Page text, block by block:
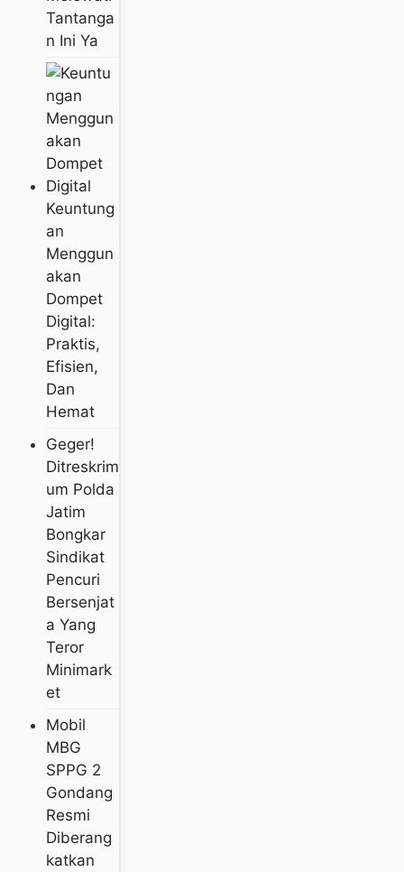
Tantanga
N Ini Ya
Keuntung
An
Menggun
Akan
Dompet
Digital:
Praktis,
Efisien,
Dan
Hemat
Geger!
Ditreskrim
Um Polda
Jatim
Bongkar
Sindikat
Pencuri
Bersenjat
A Yang
Teror
Minimark
Et
Mobil
MBG
SPPG 2
Gondang
Resmi
Diberang
Katkan